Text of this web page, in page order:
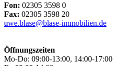
Fon: 02305 3598 0
Fax: 02305 3598 20
uwe.blase@blase-immobilien.de
Öffnungszeiten
Mo-Do: 09:00-13:00, 14:00-17:00